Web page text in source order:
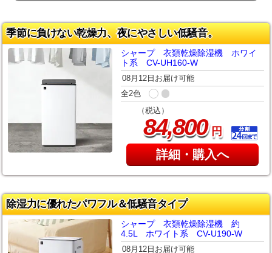
季節に負けない乾燥力、夜にやさしい低騒音。
シャープ 衣類乾燥除湿機 ホワイ
ト系 CV-UH160-W
08月12日お届け可能
全2色
（税込）
84,800円
詳細・購入へ
除湿力に優れたパワフル＆低騒音タイプ
シャープ 衣類乾燥除湿機 約
4.5L ホワイト系 CV-U190-W
08月12日お届け可能